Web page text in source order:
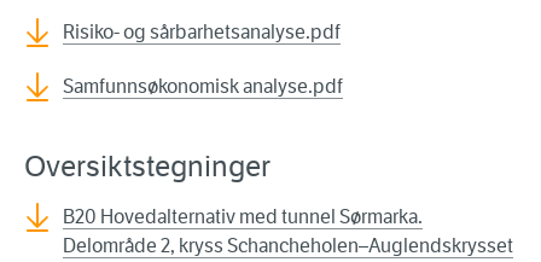
Risiko- og sårbarhetsanalyse.pdf
Samfunnsøkonomisk analyse.pdf
Oversiktstegninger
B20 Hovedalternativ med tunnel Sørmarka.
Delområde 2, kryss Schancheholen–Auglendskrysset